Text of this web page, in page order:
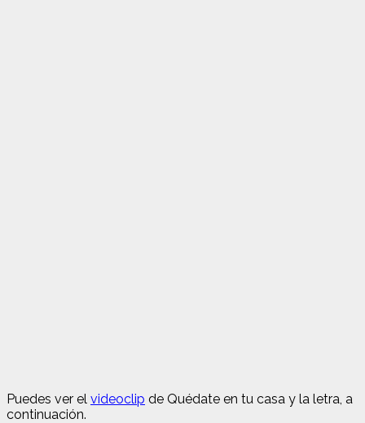
Puedes ver el videoclip de Quédate en tu casa y la letra, a
continuación.